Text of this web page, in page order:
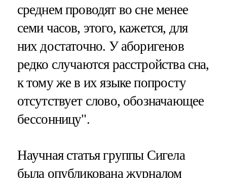
среднем проводят во сне менее
семи часов, этого, кажется, для
них достаточно. У аборигенов
редко случаются расстройства сна,
к тому же в их языке попросту
отсутствует слово, обозначающее
бессонницу".
Научная статья группы Сигела
была опубликованажурналом